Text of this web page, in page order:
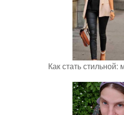
Как стать стильной: